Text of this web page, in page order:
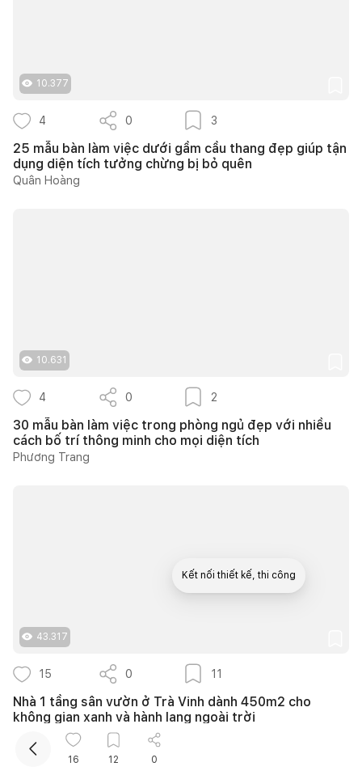
10.377
4 0 3
25 mẫu bàn làm việc dưới gầm cầu thang đẹp giúp tận
dụng diện tích tưởng chừng bị bỏ quên
Quân Hoàng
10.631
4 0 2
30 mẫu bàn làm việc trong phòng ngủ đẹp với nhiều
cách bố trí thông minh cho mọi diện tích
Phương Trang
43.317
15 0 11
Nhà 1 tầng sân vườn ở Trà Vinh dành 450m2 cho
không gian xanh và hành lang ngoài trời
16 12 0
Kết nối thiết kế, thi công